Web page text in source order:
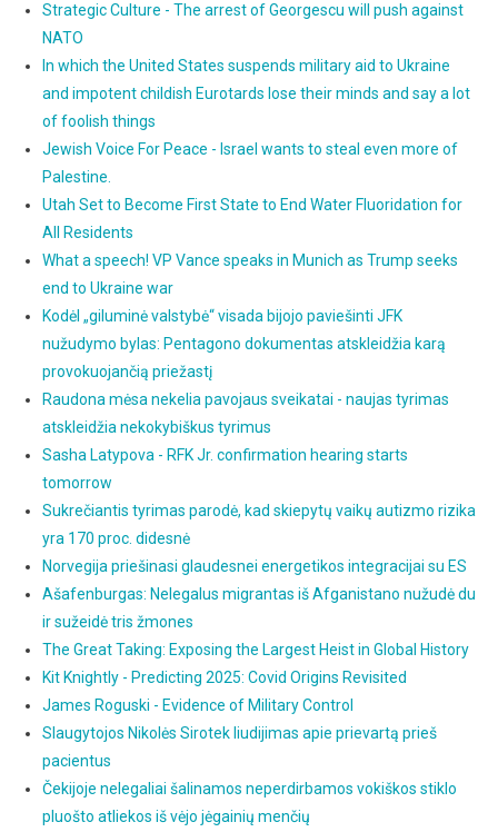
Strategic Culture - The arrest of Georgescu will push against
NATO
In which the United States suspends military aid to Ukraine
and impotent childish Eurotards lose their minds and say a lot
of foolish things
Jewish Voice For Peace - Israel wants to steal even more of
Palestine.
Utah Set to Become First State to End Water Fluoridation for
All Residents
What a speech! VP Vance speaks in Munich as Trump seeks
end to Ukraine war
Kodėl „giluminė valstybė“ visada bijojo paviešinti JFK
nužudymo bylas: Pentagono dokumentas atskleidžia karą
provokuojančią priežastį
Raudona mėsa nekelia pavojaus sveikatai - naujas tyrimas
atskleidžia nekokybiškus tyrimus
Sasha Latypova - RFK Jr. confirmation hearing starts
tomorrow
Sukrečiantis tyrimas parodė, kad skiepytų vaikų autizmo rizika
yra 170 proc. didesnė
Norvegija priešinasi glaudesnei energetikos integracijai su ES
Ašafenburgas: Nelegalus migrantas iš Afganistano nužudė du
ir sužeidė tris žmones
The Great Taking: Exposing the Largest Heist in Global History
Kit Knightly - Predicting 2025: Covid Origins Revisited
James Roguski - Evidence of Military Control
Slaugytojos Nikolės Sirotek liudijimas apie prievartą prieš
pacientus
Čekijoje nelegaliai šalinamos neperdirbamos vokiškos stiklo
pluošto atliekos iš vėjo jėgainių menčių